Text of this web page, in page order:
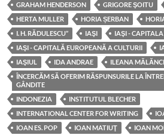
GRAHAM HENDERSON
GRIGORE ŞOITU
HERTA MULLER
HORIA ȘERBAN
I. H. RĂDULESCU”
IAŞI
IAŞI -
IAŞI - CAPITALĂ EUROPEANĂ A CULTURII
IAŞIUL
IDA ANDRAE ILEANA
ÎNCERCĂM SĂ OFERIM RĂSPUNSURILE LA
GÂNDITE
INDONEZIA
INSTITUTUL BLECHER
INTERNATIONAL CENTER FOR WRITING
IOAN ES. POP
IOAN MATIUŢ IOAN